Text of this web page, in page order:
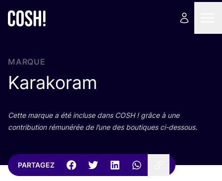
MARQUE
Karakoram
Cette marque a été incluse dans COSH! grâce à une
contri­bu­tion rému­né­rée de l’une des bou­tiques ci-dessous.
PARTAGEZ